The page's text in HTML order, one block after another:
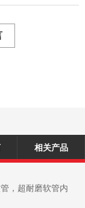
相关产品
，超耐磨软管内